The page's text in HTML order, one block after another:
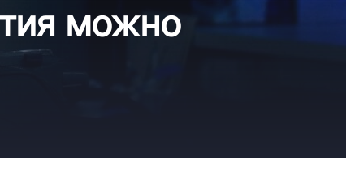
можно